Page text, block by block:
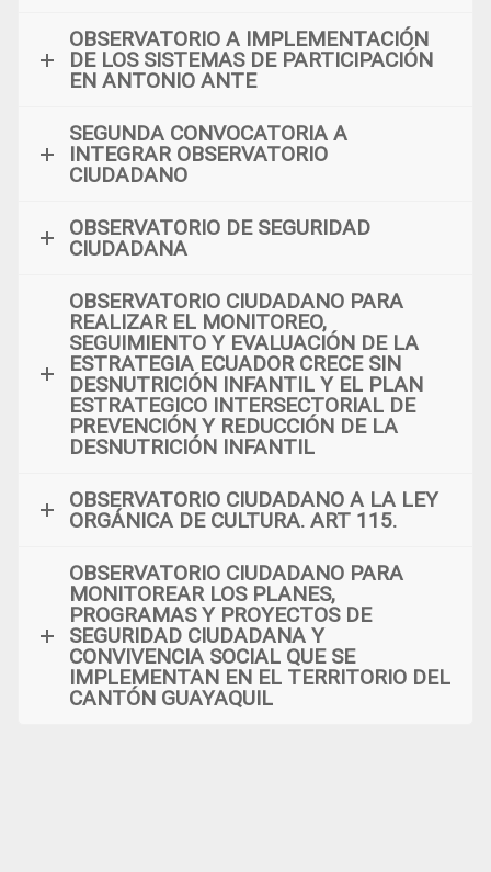
OBSERVATORIO A IMPLEMENTACIÓN
DE LOS SISTEMAS DE PARTICIPACIÓN
EN ANTONIO ANTE
SEGUNDA CONVOCATORIA A
INTEGRAR OBSERVATORIO
CIUDADANO
OBSERVATORIO DE SEGURIDAD
CIUDADANA
OBSERVATORIO CIUDADANO PARA
REALIZAR EL MONITOREO,
SEGUIMIENTO Y EVALUACIÓN DE LA
ESTRATEGIA ECUADOR CRECE SIN
DESNUTRICIÓN INFANTIL Y EL PLAN
ESTRATEGICO INTERSECTORIAL DE
PREVENCIÓN Y REDUCCIÓN DE LA
DESNUTRICIÓN INFANTIL
OBSERVATORIO CIUDADANO A LA LEY
ORGÁNICA DE CULTURA. ART 115.
OBSERVATORIO CIUDADANO PARA
MONITOREAR LOS PLANES,
PROGRAMAS Y PROYECTOS DE
SEGURIDAD CIUDADANA Y
CONVIVENCIA SOCIAL QUE SE
IMPLEMENTAN EN EL TERRITORIO DEL
CANTÓN GUAYAQUIL